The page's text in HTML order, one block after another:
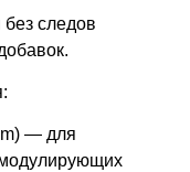
без следов
— для